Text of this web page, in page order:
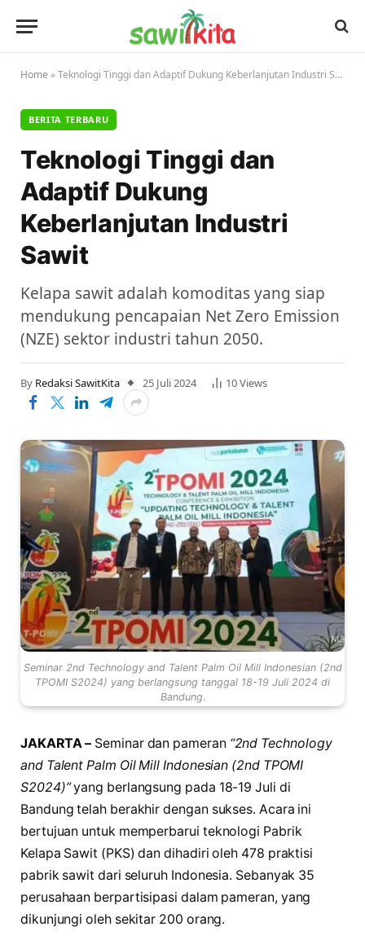
Home »Teknologi Tinggi dan Adaptif Dukung Keberlanjutan Industri Sawit
BERITA TERBARU
Teknologi Tinggi dan
Adaptif Dukung
Keberlanjutan Industri
Sawit
Kelapa sawit adalah komoditas yang siap
mendukung pencapaian Net Zero Emission
(NZE) sektor industri tahun 2050.
By Redaksi SawitKita 25 Juli 2024 10Views
Seminar 2nd Technology and Talent Palm Oil Mill Indonesian (2nd
TPOMI S2024) yang berlangsung tanggal 18-19 Juli 2024 di
Bandung.
JAKARTA – Seminar dan pameran “2nd Technology
and Talent Palm Oil Mill Indonesian (2nd TPOMI
S2024)”yang berlangsung pada 18-19 Juli di
Bandung telah berakhir dengan sukses. Acara ini
bertujuan untuk memperbarui teknologi Pabrik
Kelapa Sawit (PKS) dan dihadiri oleh 478 praktisi
pabrik sawit dari seluruh Indonesia. Sebanyak 35
perusahaan berpartisipasi dalam pameran, yang
dikunjungi oleh sekitar 200 orang.